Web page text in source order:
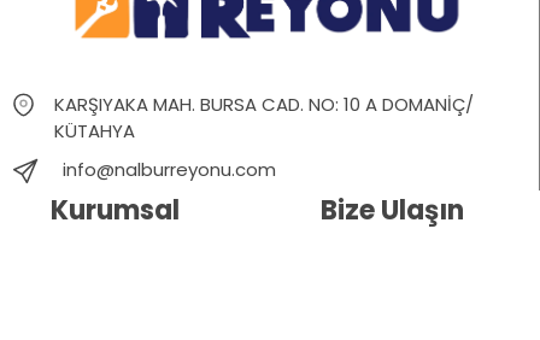
KARŞIYAKA MAH. BURSA CAD. NO: 10 A DOMANİÇ/
KÜTAHYA
info@nalburreyonu.com
Kurumsal Bize Ulaşın